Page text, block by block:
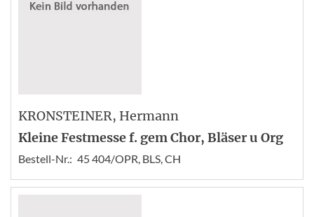
KRONSTEINER, Hermann
Kleine Festmesse f. gem Chor, Bläser u Org
Bestell-Nr.: 45 404/OPR, BLS, CH